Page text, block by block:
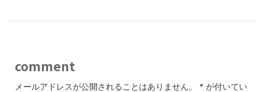
comment
メールアドレスが公開されることはありません。 * が付いてい